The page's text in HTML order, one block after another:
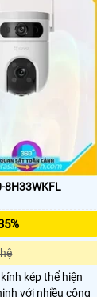
8H33WKFL
kép thể hiện
với nhiều công